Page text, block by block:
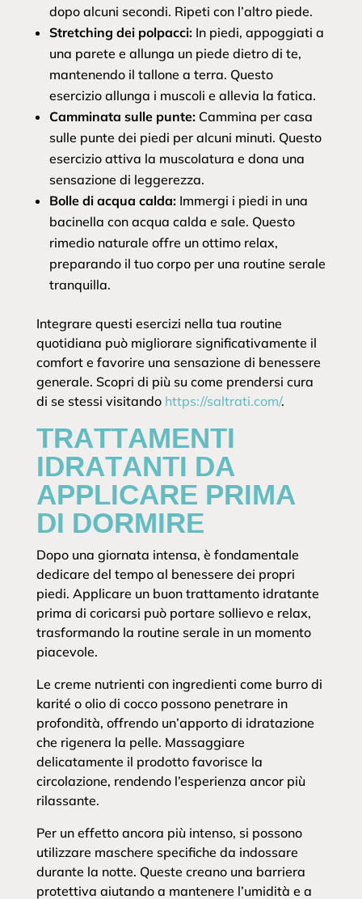
dopo alcuni secondi. Ripeti con l’altro piede.
Stretching dei polpacci:In piedi, appoggiati a
una parete e allunga un piede dietro di te,
mantenendo il tallone a terra. Questo
esercizio allunga i muscoli e allevia la fatica.
Camminata sulle punte:Cammina per casa
sulle punte dei piedi per alcuni minuti. Questo
esercizio attiva la muscolatura e dona una
sensazione di leggerezza.
Bolle di acqua calda:Immergi i piedi in una
bacinella con acqua calda e sale. Questo
rimedio naturale offre un ottimo relax,
preparando il tuo corpo per una routine serale
tranquilla.
Integrare questi esercizi nella tua routine
quotidiana può migliorare significativamente il
comfort e favorire una sensazione di benessere
generale. Scopri di più su come prendersi cura
di se stessi visitando https://saltrati.com/.
TRATTAMENTI
IDRATANTI DA
APPLICARE PRIMA
DI DORMIRE
Dopo una giornata intensa, è fondamentale
dedicare del tempo al benessere dei propri
piedi. Applicare un buon trattamento idratante
prima di coricarsi può portare sollievo e relax,
trasformando la routine serale in un momento
piacevole.
Le creme nutrienti con ingredienti come burro di
karité o olio di cocco possono penetrare in
profondità, offrendo un’apporto di idratazione
che rigenera la pelle. Massaggiare
delicatamente il prodotto favorisce la
circolazione, rendendo l’esperienza ancor più
rilassante.
Per un effetto ancora più intenso, si possono
utilizzare maschere specifiche da indossare
durante la notte. Queste creano una barriera
protettiva aiutando a mantenere l’umidità e a